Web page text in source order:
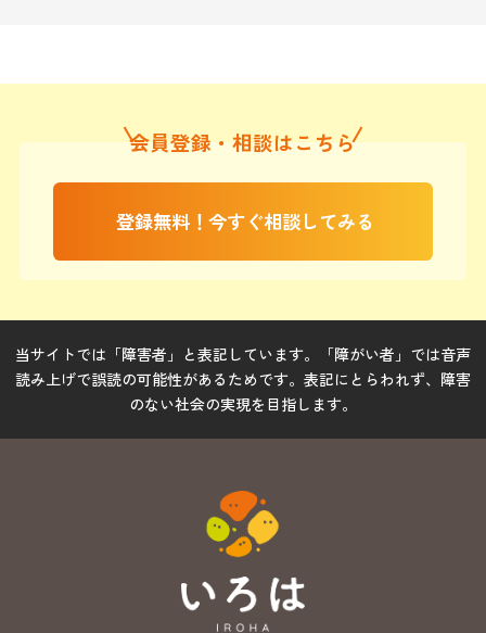
会員登録・相談はこちら
登録無料！今すぐ相談してみる
当サイトでは「障害者」と表記しています。「障がい者」では音声
読み上げで誤読の可能性があるためです。表記にとらわれず、障害
のない社会の実現を目指します。